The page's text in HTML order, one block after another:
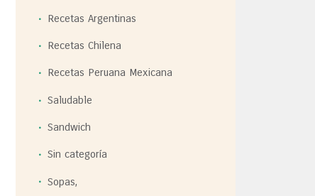
Recetas Argentinas
Recetas Chilena
Recetas Peruana Mexicana
Saludable
Sandwich
Sin categoría
Sopas,